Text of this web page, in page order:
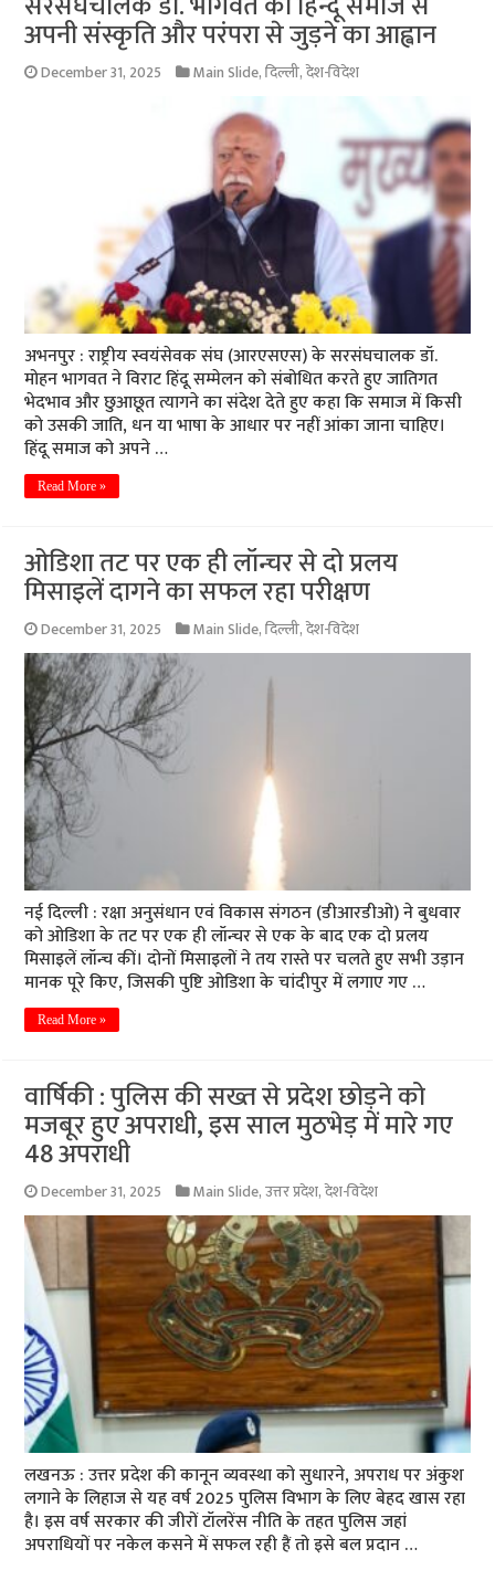
अपनी संस्कृति और परंपरा से जुड़ने का आह्वान
December 31, 2025 Main Slide,दिल्ली,देश-विदेश
अभनपुर : राष्ट्रीय स्वयंसेवक संघ (आरएसएस) के सरसंघचालक डॉ.
मोहन भागवत ने विराट हिंदू सम्मेलन को संबोधित करते हुए जातिगत
भेदभाव और छुआछूत त्यागने का संदेश देते हुए कहा कि समाज में किसी
को उसकी जाति, धन या भाषा के आधार पर नहीं आंका जाना चाहिए।
हिंदू समाज को अपने …
Read More »
ओडिशा तट पर एक ही लॉन्चर से दो प्रलय
मिसाइलें दागने का सफल रहा परीक्षण
December 31, 2025 Main Slide,दिल्ली,देश-विदेश
नई दिल्ली : रक्षा अनुसंधान एवं विकास संगठन (डीआरडीओ) ने बुधवार
को ओडिशा के तट पर एक ही लॉन्चर से एक के बाद एक दो प्रलय
मिसाइलें लॉन्च कीं। दोनों मिसाइलों ने तय रास्ते पर चलते हुए सभी उड़ान
मानक पूरे किए, जिसकी पुष्टि ओडिशा के चांदीपुर में लगाए गए …
Read More »
वार्षिकी : पुलिस की सख्त से प्रदेश छोड़ने को
मजबूर हुए अपराधी, इस साल मुठभेड़ में मारे गए
48 अपराधी
December 31, 2025 Main Slide,उत्तर प्रदेश,देश-विदेश
लखनऊ : उत्तर प्रदेश की कानून व्यवस्था को सुधारने, अपराध पर अंकुश
लगाने के लिहाज से यह वर्ष 2025 पुलिस विभाग के लिए बेहद खास रहा
है। इस वर्ष सरकार की जीरों टॉलरेंस नीति के तहत पुलिस जहां
अपराधियों पर नकेल कसने में सफल रही हैं तो इसे बल प्रदान …